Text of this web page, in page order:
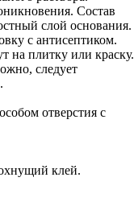
Состав
слой основания.
с антисептиком.
на плитку или краску.
следует
отверстия с
клей.